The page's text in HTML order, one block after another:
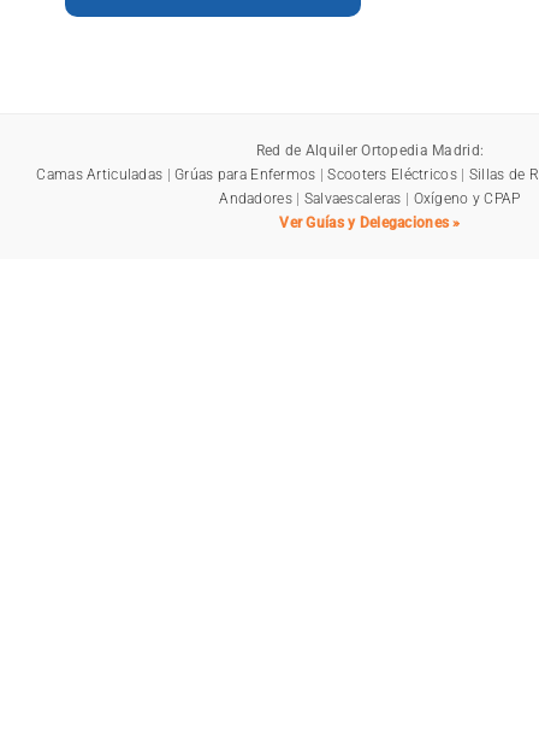
Red de Alquiler Ortopedia Madrid:
Camas Articuladas |Grúas para Enfermos |Scooters Eléctricos| Sillas de
Andadores| Salvaescaleras | Oxígeno y CPAP
Ver Guías y Delegaciones »